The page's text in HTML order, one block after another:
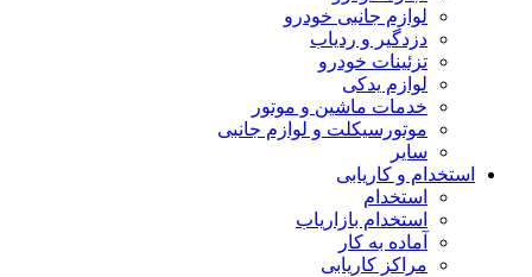
لوازم جانبی خودرو
دزدگیر و ردیاب
تزئینات خودرو
لوازم یدکی
خدمات ماشین و موتور
موتورسیکلت و لوازم جانبی
سایر
استخدام و کاریابی
استخدام
استخدام بازاریاب
آماده به کار
مراکز کاریابی